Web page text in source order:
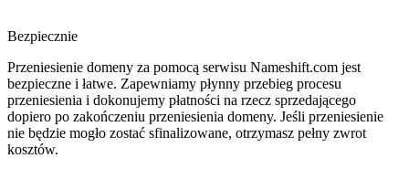
Bezpiecznie
Przeniesienie domeny za pomocą serwisu Nameshift.com jest
bezpieczne i łatwe. Zapewniamy płynny przebieg procesu
przeniesienia i dokonujemy płatności na rzecz sprzedającego
dopiero po zakończeniu przeniesienia domeny. Jeśli przeniesienie
nie będzie mogło zostać sfinalizowane, otrzymasz pełny zwrot
kosztów.